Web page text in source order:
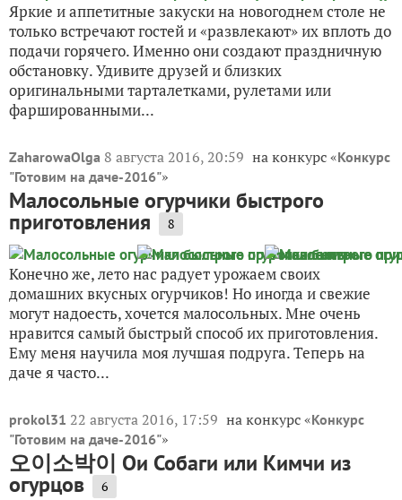
Яркие и аппетитные закуски на новогоднем столе не
только встречают гостей и «развлекают» их вплоть до
подачи горячего. Именно они создают праздничную
обстановку. Удивите друзей и близких
оригинальными тарталетками, рулетами или
фаршированными...
ZaharowaOlga 8 августа 2016, 20:59 на конкурс «Конкурс
"Готовим на даче-2016"»
Малосольные огурчики быстрого
приготовления 8
Конечно же, лето нас радует урожаем своих
домашних вкусных огурчиков! Но иногда и свежие
могут надоесть, хочется малосольных. Мне очень
нравится самый быстрый способ их приготовления.
Ему меня научила моя лучшая подруга. Теперь на
даче я часто...
prokol31 22 августа 2016, 17:59 на конкурс «Конкурс
"Готовим на даче-2016"»
오이소박이 Ои Собаги или Кимчи из
огурцов 6